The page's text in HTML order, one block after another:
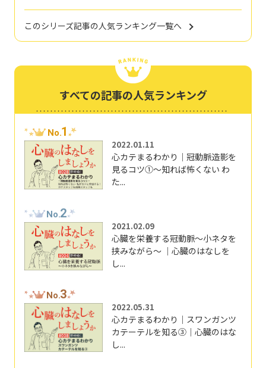
このシリーズ記事の人気ランキング一覧へ
すべての記事の人気ランキング
No.1
2022.01.11
心カテまるわかり｜冠動脈造影を
見るコツ①～知れば怖くない わ
た...
No.2
2021.02.09
心臓を栄養する冠動脈～小ネタを
挟みながら～ ｜心臓のはなしを
し...
No.3
2022.05.31
心カテまるわかり｜スワンガンツ
カテーテルを知る③｜心臓のはな
し...